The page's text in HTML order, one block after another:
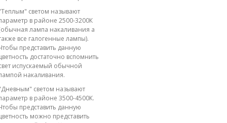
светом называют
в районе 2500-3200К
лампа накаливания а
все галогенные лампы).
представить данную
достаточно вспомнить
испускаемый обычной
накаливания.
светом называют
в районе 3500-4500К.
представить данную
можно представить